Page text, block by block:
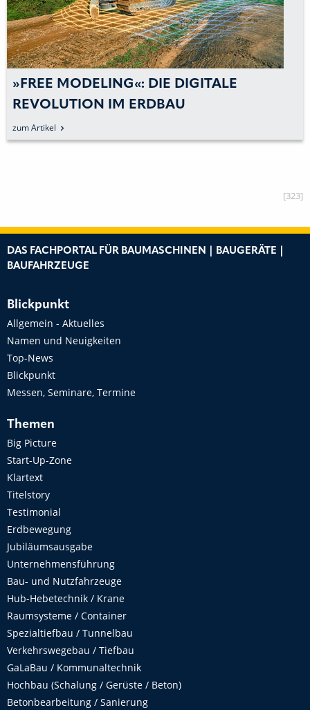
»FREE MODELING«: DIE DIGITALE
REVOLUTION IM ERDBAU
zum Artikel
[323]
DAS FACHPORTAL FÜR BAUMASCHINEN | BAUGERÄTE |
BAUFAHRZEUGE
Blickpunkt
Allgemein - Aktuelles
Namen und Neuigkeiten
Top-News
Blickpunkt
Messen, Seminare, Termine
Themen
Big Picture
Start-Up-Zone
Klartext
Titelstory
Testimonial
Erdbewegung
Jubiläumsausgabe
Unternehmensführung
Bau- und Nutzfahrzeuge
Hub-Hebetechnik / Krane
Raumsysteme / Container
Spezialtiefbau / Tunnelbau
Verkehrswegebau / Tiefbau
GaLaBau / Kommunaltechnik
Hochbau (Schalung / Gerüste / Beton)
Betonbearbeitung / Sanierung